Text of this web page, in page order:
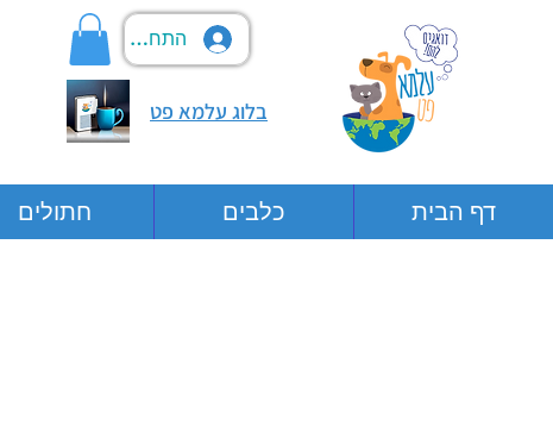
התחבר
בלוג עלמא פט
חתולים כלבים דף הבית